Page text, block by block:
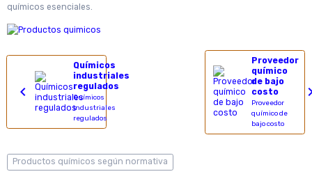
químicos esenciales.
Químicos
industriales
regulados
Químicos
industriales
regulados
Proveedor
químico
de bajo
costo
Proveedor
químico de
bajo costo
Productos químicos según normativa